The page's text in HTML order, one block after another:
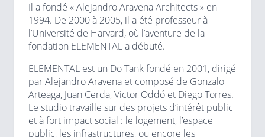
Il a fondé « Alejandro Aravena Architects » en
1994. De 2000 à 2005, il a été professeur à
l’Université de Harvard, où l’aventure de la
fondation ELEMENTAL a débuté.
ELEMENTAL est un Do Tank fondé en 2001, dirigé
par Alejandro Aravena et composé de Gonzalo
Arteaga, Juan Cerda, Victor Oddó et Diego Torres.
Le studio travaille sur des projets d’intérêt public
et à fort impact social : le logement, l’espace
public, les infrastructures, ou encore les